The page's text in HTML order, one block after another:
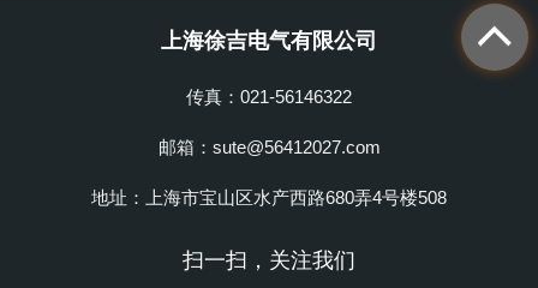
上海徐吉电气有限公司
传真：021-56146322
邮箱：sute@56412027.com
地址：上海市宝山区水产西路680弄4号楼508
扫一扫，关注我们